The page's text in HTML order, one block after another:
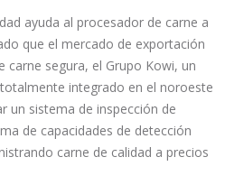
ayuda al procesador de carne a
que el mercado de exportación
carne segura, el Grupo Kowi, un
integrado en el noroeste
un sistema de inspección de
de capacidades de detección
carne de calidad a precios